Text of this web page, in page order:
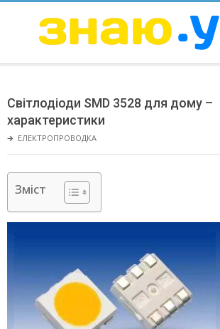
ЗНАЮ
Menu
Світлодіоди SМD 3528 для дому –
характеристики
🡲 ЕЛЕКТРОПРОВОДКА
Зміст